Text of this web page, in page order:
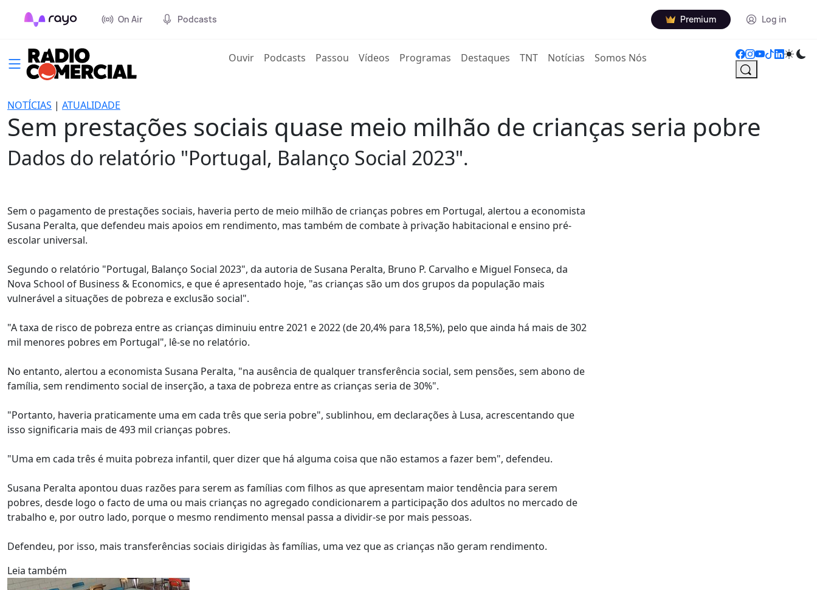
On Air Podcasts Premium Log in
Ouvir(current)
Podcasts Passou Vídeos Programas Destaques TNT Notícias Somos Nós
NOTÍCIAS | ATUALIDADE
Sem prestações sociais quase meio milhão de crianças seria pobre
Dados do relatório "Portugal, Balanço Social 2023".
Sem o pagamento de prestações sociais, haveria perto de meio milhão de crianças pobres em Portugal, alertou a economista
Susana Peralta, que defendeu mais apoios em rendimento, mas também de combate à privação habitacional e ensino pré-
escolar universal.
Segundo o relatório "Portugal, Balanço Social 2023", da autoria de Susana Peralta, Bruno P. Carvalho e Miguel Fonseca, da
Nova School of Business & Economics, e que é apresentado hoje, "as crianças são um dos grupos da população mais
vulnerável a situações de pobreza e exclusão social".
"A taxa de risco de pobreza entre as crianças diminuiu entre 2021 e 2022 (de 20,4% para 18,5%), pelo que ainda há mais de 302
mil menores pobres em Portugal", lê-se no relatório.
No entanto, alertou a economista Susana Peralta, "na ausência de qualquer transferência social, sem pensões, sem abono de
família, sem rendimento social de inserção, a taxa de pobreza entre as crianças seria de 30%".
"Portanto, haveria praticamente uma em cada três que seria pobre", sublinhou, em declarações à Lusa, acrescentando que
isso significaria mais de 493 mil crianças pobres.
"Uma em cada três é muita pobreza infantil, quer dizer que há alguma coisa que não estamos a fazer bem", defendeu.
Susana Peralta apontou duas razões para serem as famílias com filhos as que apresentam maior tendência para serem
pobres, desde logo o facto de uma ou mais crianças no agregado condicionarem a participação dos adultos no mercado de
trabalho e, por outro lado, porque o mesmo rendimento mensal passa a dividir-se por mais pessoas.
Defendeu, por isso, mais transferências sociais dirigidas às famílias, uma vez que as crianças não geram rendimento.
Leia também